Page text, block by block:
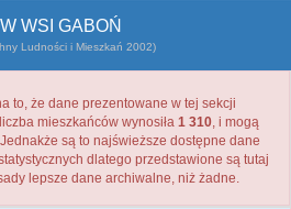
WSI GABOŃ
Ludności i Mieszkań 2002)
to, że dane prezentowane w tej sekcji
mieszkańców wynosiła 1 310, i mogą
są to najświeższe dostępne dane
dlatego przedstawione są tutaj
lepsze dane archiwalne, niż żadne.